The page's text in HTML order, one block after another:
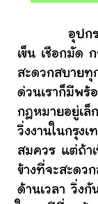
อุปกรณ์ใน
เข็น เชือกมัด
สะดวกสบายทุ
ด่วนเราก็มีพร้
กฎหมายอยู่เล็
วิ่งงานในกรุง
สมควร แต่ถ้า
ข้างที่จะสะดว
ด้านเวลา วิ่งกั